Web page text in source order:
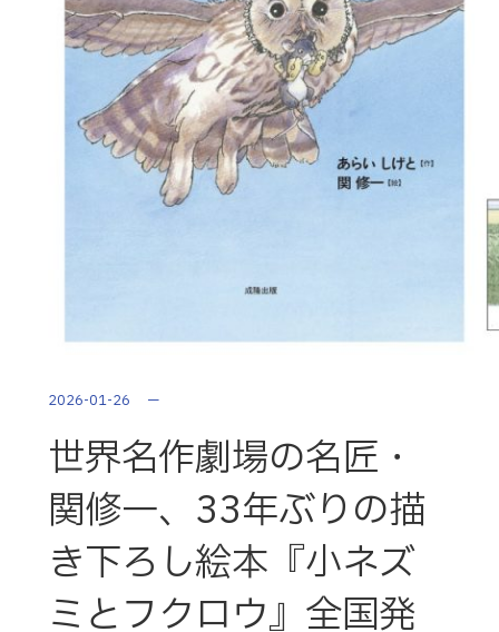
2026-01-26
世界名作劇場の名匠・
関修一、33年ぶりの描
き下ろし絵本『小ネズ
ミとフクロウ』全国発